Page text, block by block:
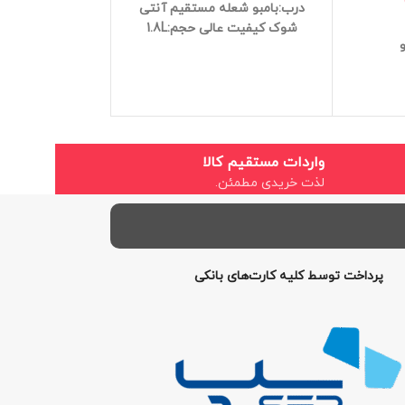
درب:بامبو شعله مستقیم آنتی
شوک کیفیت عالی حجم:1.8L
واردات مستقیم کالا
لذت خریدی مطمئن.
پرداخت توسط کلیه کارت‌های بانکی